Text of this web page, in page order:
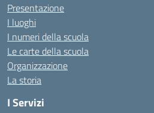
Presentazione
I luoghi
I numeri della scuola
Le carte della scuola
Organizzazione
La storia
I Servizi